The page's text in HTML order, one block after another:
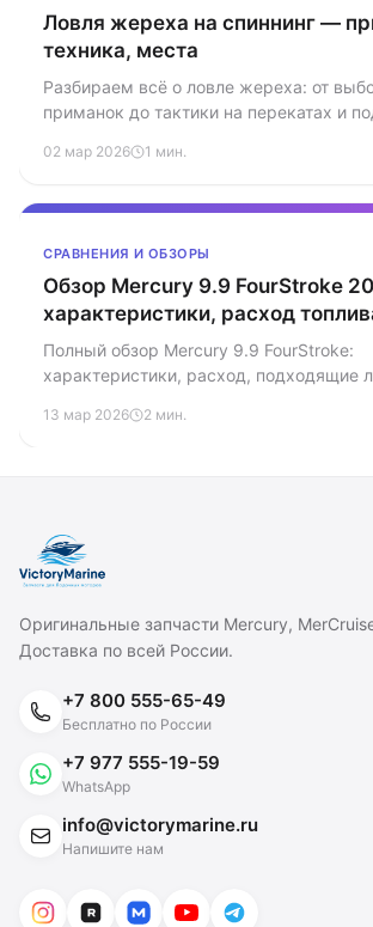
Ловля жереха на спиннинг —
техника, места
Разбираем всё о ловле жереха: от
приманок до тактики на перекатах и
02 мар 2026 1 мин.
СРАВНЕНИЯ И ОБЗОРЫ
Обзор Mercury 9.9 FourStroke
характеристики, расход
каких лодок
Полный обзор Mercury 9.9 FourStroke:
характеристики, расход, подходящие
13 мар 2026 2 мин.
Оригинальные запчасти Mercury,
Доставка по всей России.
+7 800 555-65-49
Бесплатно по России
+7 977 555-19-59
WhatsApp
info@victorymarine.ru
Напишите нам